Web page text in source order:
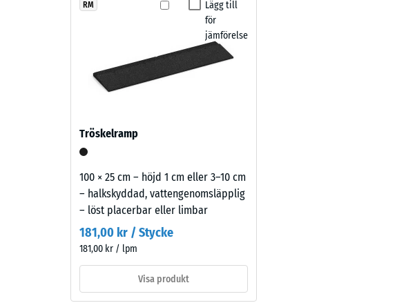
Beläggningen är väderbeständig, halkskyddad och vattengenomsläpplig.
bidrar till att dämpa steg-, rull- och skrapljud, vilket är fördelaktigt i
skötsel sker genom sopning eller högtrycksTVätt. Vid behov kan enskilda
att större delar av ytan behöver demonteras.
framträder
rödbrun
granulatstruktur
som
passar
naturligt
trädgårdar
och
terrassmiljöer.
Material
Lägg till
för
jämförelse
RM
Tröskelramp
100 × 25 cm – höjd 1 cm eller 3–10 cm
– halkskyddad, vattengenomsläpplig
– löst placerbar eller limbar
181,00 kr / Stycke
181,00 kr / lpm
Visa produkt